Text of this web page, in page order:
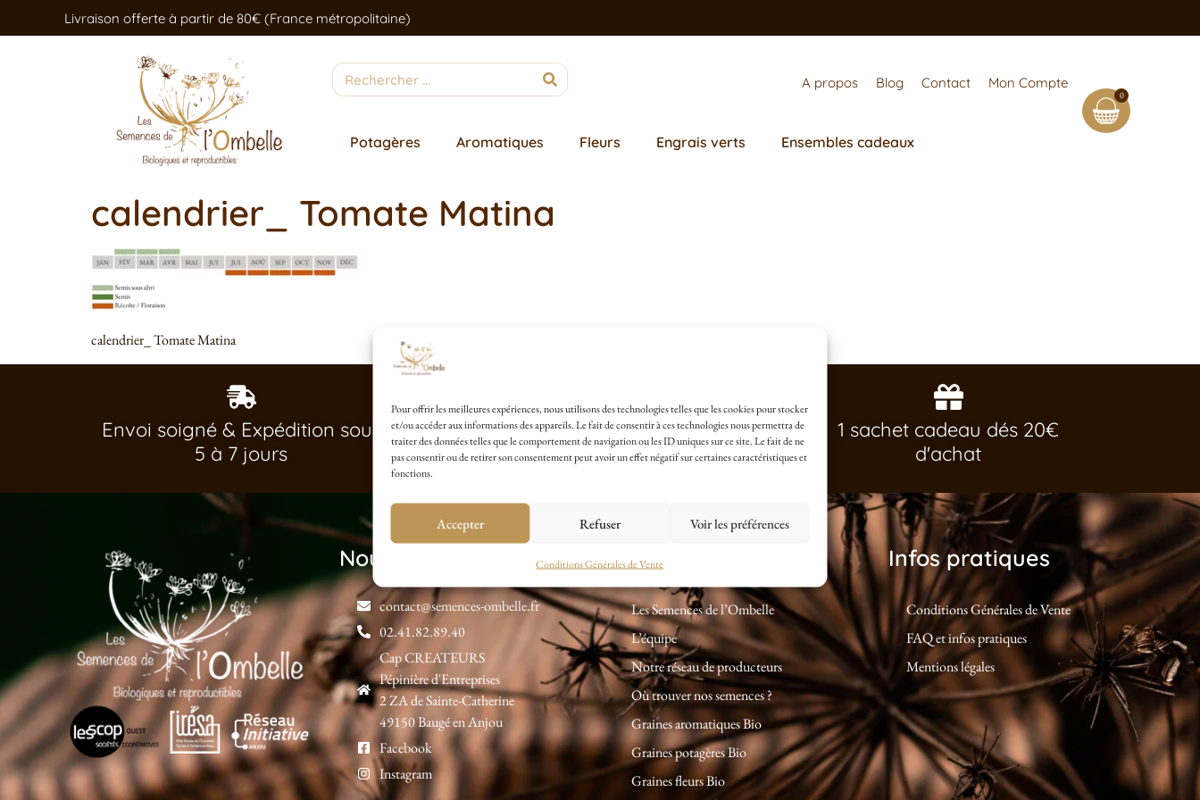
Pour offrir les meilleures expériences, nous utilisons des technologies telles que les cookies pour stocker
et/ou accéder aux informations des appareils. Le fait de consentir à ces technologies nous permettra de
traiter des données telles que le comportement de navigation ou les ID uniques sur ce site. Le fait de ne
pas consentir ou de retirer son consentement peut avoir un effet négatif sur certaines caractéristiques et
fonctions.
Accepter Refuser Voir les préférences
Conditions Générales de Vente
Livraison offerte à partir de 80€ (France métropolitaine)
A propos Blog Contact Mon Compte
Potagères Aromatiques Fleurs Engrais verts Ensembles cadeaux
0
calendrier_ Tomate Matina
calendrier_ Tomate Matina
Envoi soigné & Expédition sous
5 à 7 jours
Paiement Sécurisé avec
Payplug
1 sachet cadeau dés 20€
d'achat
Nous contacter
contact@semences-ombelle.fr
02.41.82.89.40
Cap CREATEURS
Pépinière d'Entreprises
2 ZA de Sainte-Catherine
49150 Baugé en Anjou
Facebook
Instagram
A propos
Les Semences de l’Ombelle
L’équipe
Notre réseau de producteurs
Où trouver nos semences ?
Graines aromatiques Bio
Graines potagères Bio
Graines fleurs Bio
Infos pratiques
Conditions Générales de Vente
FAQ et infos pratiques
Mentions légales